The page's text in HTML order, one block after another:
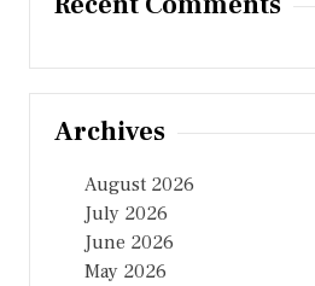
Archives
August 2026
July 2026
June 2026
May 2026